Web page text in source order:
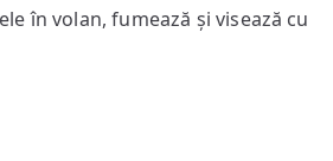
în volan, fumează și visează cu